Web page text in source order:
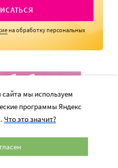
на обработку персональных
мы используем
программы Яндекс
Что это значит?